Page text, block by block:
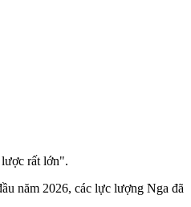
rất lớn".
năm 2026, các lực lượng Nga đã